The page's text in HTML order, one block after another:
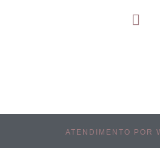
ATENDIMENTO POR